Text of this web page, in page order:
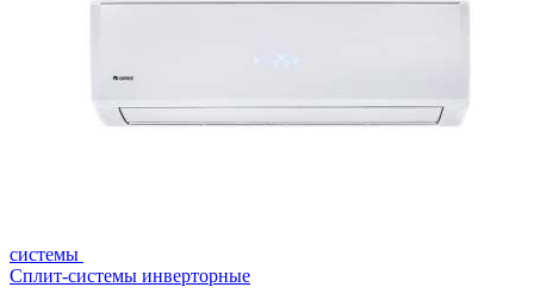
системы
Сплит-системы инверторные